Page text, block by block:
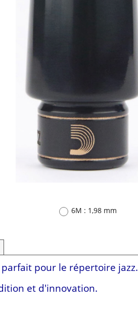
6M : 1,98 mm
parfait pour le répertoire jazz.
et d'innovation.